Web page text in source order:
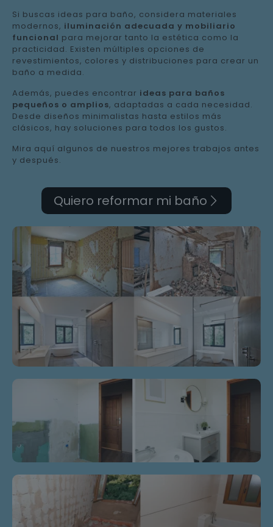
Si buscas ideas para baño, considera materiales
modernos, iluminación adecuada y mobiliario
funcional para mejorar tanto la estética como la
practicidad. Existen múltiples opciones de
revestimientos, colores y distribuciones para crear un
baño a medida.
Además, puedes encontrar ideas para baños
pequeños o amplios, adaptadas a cada necesidad.
Desde diseños minimalistas hasta estilos más
clásicos, hay soluciones para todos los gustos.
Mira aquí algunos de nuestros mejores trabajos antes
y después.
Quiero reformar mi baño